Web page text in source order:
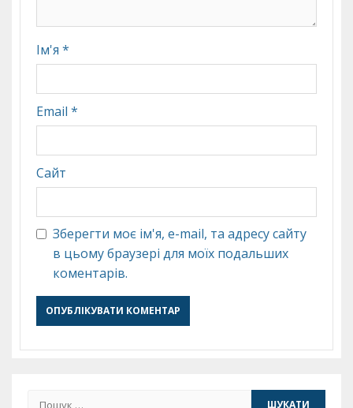
Ім'я *
Email *
Сайт
Зберегти моє ім'я, e-mail, та адресу сайту
в цьому браузері для моїх подальших
коментарів.
Пошук: